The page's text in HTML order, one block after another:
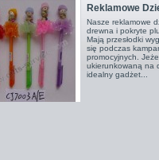
Reklamowe
Nasze reklamowe
drewna i pokryte
Mają przesłodki
się podczas
promocyjnych.
ukierunkowaną na
idealny gadżet...